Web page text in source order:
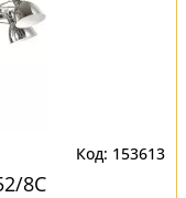
153613
8C